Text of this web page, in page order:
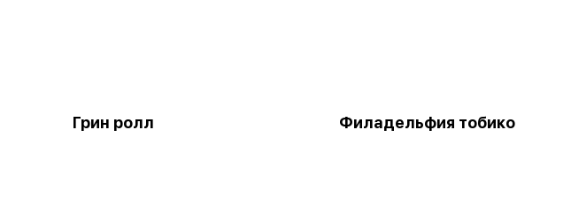
Грин ролл Филадельфия тобико